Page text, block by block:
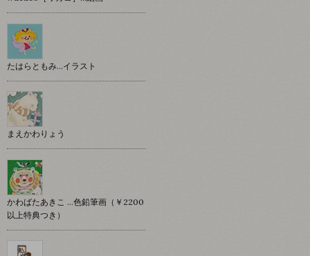
たはらともみ…イラスト
まえかわりょう
かわばたあきこ …色鉛筆画（￥2200
以上特典つき）